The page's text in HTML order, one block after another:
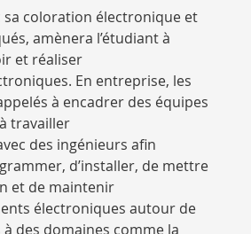
sa coloration électronique et
amènera l’étudiant à
et réaliser
En entreprise, les
à encadrer des équipes
travailler
des ingénieurs afin
d’installer, de mettre
et de maintenir
électroniques autour de
des domaines comme la